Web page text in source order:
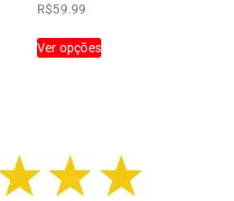
R$59.99
Ver opçõesproduto
opções
podem
ser